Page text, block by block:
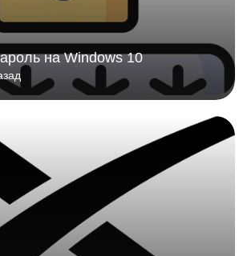
на Windows 10